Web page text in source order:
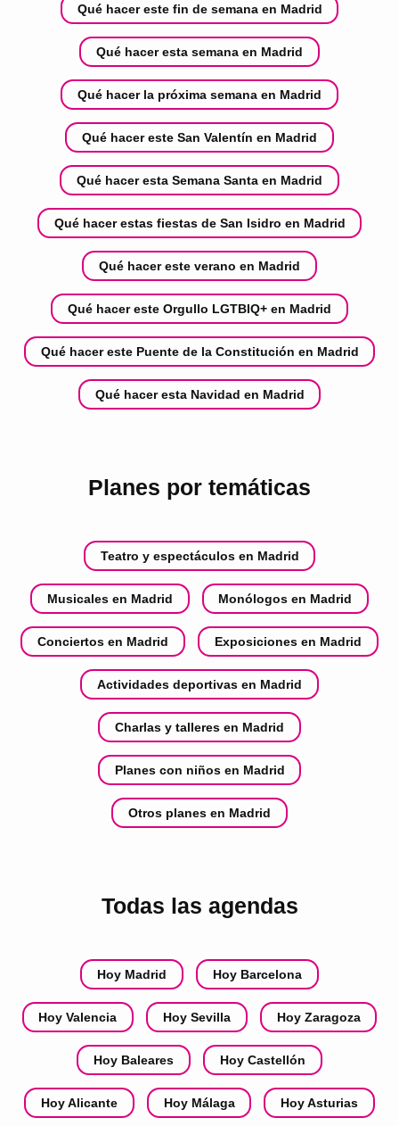
Qué hacer este fin de semana en Madrid
Qué hacer esta semana en Madrid
Qué hacer la próxima semana en Madrid
Qué hacer este San Valentín en Madrid
Qué hacer esta Semana Santa en Madrid
Qué hacer estas fiestas de San Isidro en Madrid
Qué hacer este verano en Madrid
Qué hacer este Orgullo LGTBIQ+ en Madrid
Qué hacer este Puente de la Constitución en Madrid
Qué hacer esta Navidad en Madrid
Planes por temáticas
Teatro y espectáculos en Madrid
Musicales en Madrid Monólogos en Madrid
Conciertos en Madrid Exposiciones en Madrid
Actividades deportivas en Madrid
Charlas y talleres en Madrid
Planes con niños en Madrid
Otros planes en Madrid
Todas las agendas
Hoy Madrid Hoy Barcelona
Hoy Valencia Hoy Sevilla Hoy Zaragoza
Hoy Baleares Hoy Castellón
Hoy Alicante Hoy Málaga Hoy Asturias